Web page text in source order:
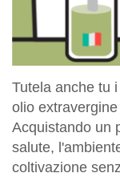
Tutela anche tu
olio
Acquistando un
salute,
coltivazione